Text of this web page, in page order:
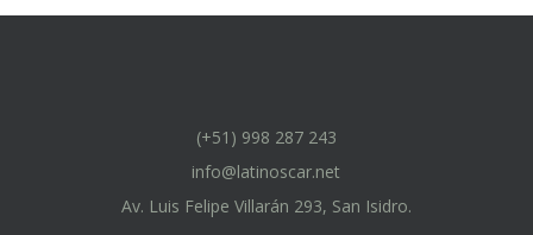
(+51) 998 287 243
info@latinoscar.net
Av. Luis Felipe Villarán 293, San Isidro.